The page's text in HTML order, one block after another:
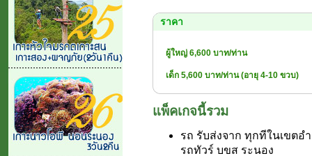
ราคา
ผู้ใหญ่ 6,600 บาท/ท่าน
เด็ก 5,600 บาท/ท่าน (อายุ 4-10 ขวบ)
แพ็คเกจนี้รวม
รถ รับส่งจาก ทุกทีในเขตอ
รถทัวร์ บขส ระนอง